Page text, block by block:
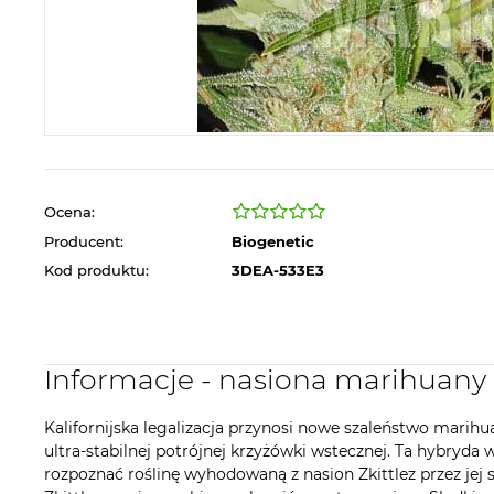
Ocena:
Producent:
Biogenetic
Kod produktu:
3DEA-533E3
Informacje - nasiona marihuany
Kalifornijska legalizacja przynosi nowe szaleństwo
ultra-stabilnej potrójnej krzyżówki wstecznej. Ta hybryda
rozpoznać roślinę wyhodowaną z nasion Zkittlez przez jej